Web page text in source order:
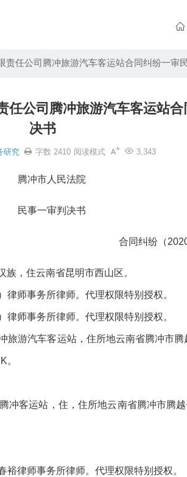
责任公司腾冲旅游汽车客运站合同纠纷一审
任公司腾冲旅游汽车客运站合
决书
研究 3,343
字数 2410 阅读模式
腾冲市人民法院
民事一审判决书
合同纠纷（
，住云南省昆明市西山区。
师事务所律师。代理权限特别授权。
师事务所律师。代理权限特别授权。
旅游汽车客运站，住所地云南省腾冲市
。
冲客运站，住，住所地云南省腾冲市腾
律师事务所律师。代理权限特别授权。